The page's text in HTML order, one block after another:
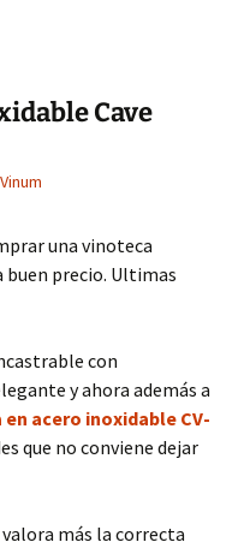
Cave
una vinoteca
buen precio. Ultimas
con
y ahora además a
acero inoxidable CV-
que no conviene dejar
valora más la correcta